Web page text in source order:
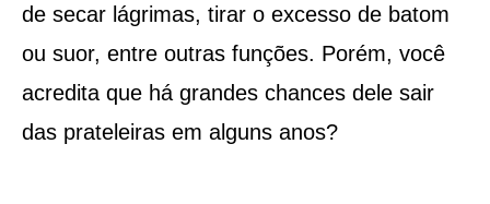
de secar lágrimas, tirar o excesso de batom
ou suor, entre outras funções. Porém, você
acredita que há grandes chances dele sair
das prateleiras em alguns anos?